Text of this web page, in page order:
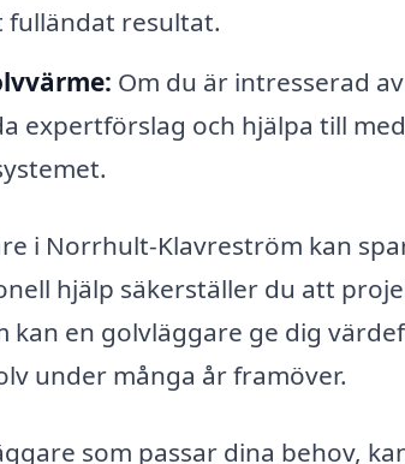
fulländat resultat.
Om du är intresserad
expertförslag och hjälpa till
i Norrhult-Klavreström kan
hjälp säkerställer du att
kan en golvläggare ge dig
under många år framöver.
som passar dina behov,